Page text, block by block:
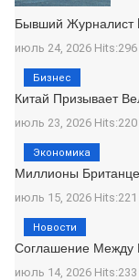
Бывший
июль 24, 2026 Hits:296
Китай Призывает
июль 23, 2026 Hits:220
Бизнес
Миллионы
июль 15, 2026 Hits:221
Экономика
Соглашение Между
июль 14, 2026 Hits:233
Новости